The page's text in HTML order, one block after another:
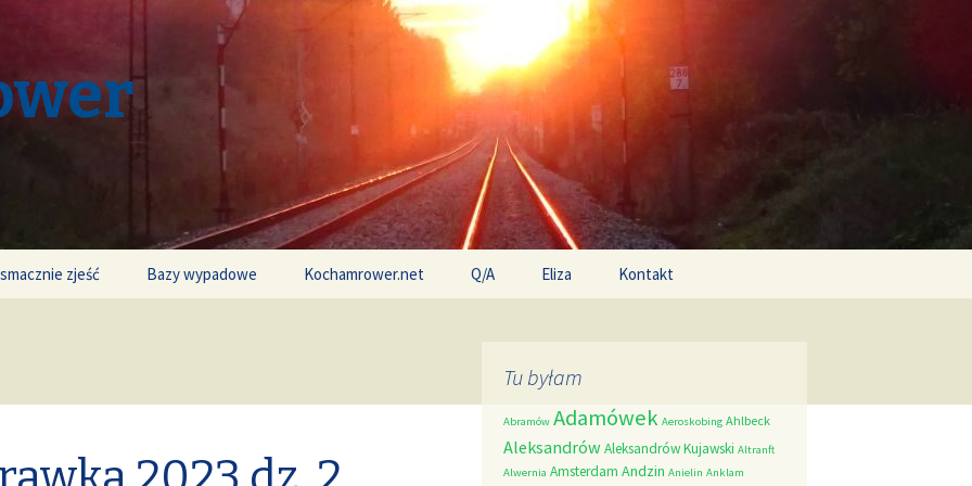
zjeść Bazy wypadowe Kochamrower.net Q/A Eliza Kontakt
Tu byłam
Abramów Adamówek Aeroskobing Ahlbeck
AleksandrówAleksandrów Kujawski Altranft
Alwernia Amsterdam Andzin Anielin Anklam